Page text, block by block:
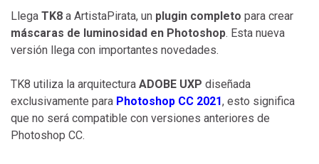
Llega TK8 a ArtistaPirata, un plugin completo para crear
máscaras de luminosidad en Photoshop. Esta nueva
versión llega con importantes novedades.
TK8 utiliza la arquitectura ADOBE UXP diseñada
exclusivamente para Photoshop CC 2021, esto significa
que no será compatible con versiones anteriores de
Photoshop CC.